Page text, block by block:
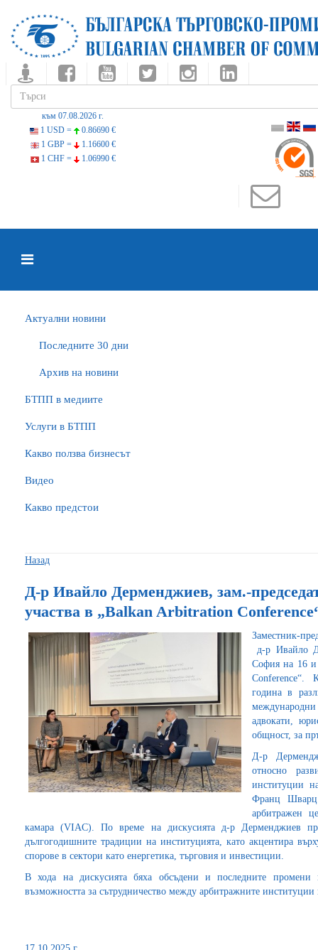
към 07.08.2026 г.
1 USD =
0.86690 €
1 GBP =
1.16600 €
1 CHF =
1.06990 €
Актуални новини
Последните 30 дни
Архив на новини
БTПП в медиите
Услуги в БТПП
Какво ползва бизнесът
Видео
Какво предстои
Назад
Д-р Ивайло Дерменджиев, зам.-
участва в „Balkan Arbitration
Заместник-
д-р Ивайло
София нa 16 и
Conference“.
година в
международни
адвокати,
общност, за
Д-р
относно
институции
Франц Шварц
арбитражен
камара (VIAC). По време на дискусията д-р Дерменджиев
дългогодишните традиции на институцията, като акцентира
спорове в сектори като енергетика, търговия и инвестиции.
В хода на дискусията бяха обсъдени и последните промени
възможността за сътрудничество между арбитражните институции